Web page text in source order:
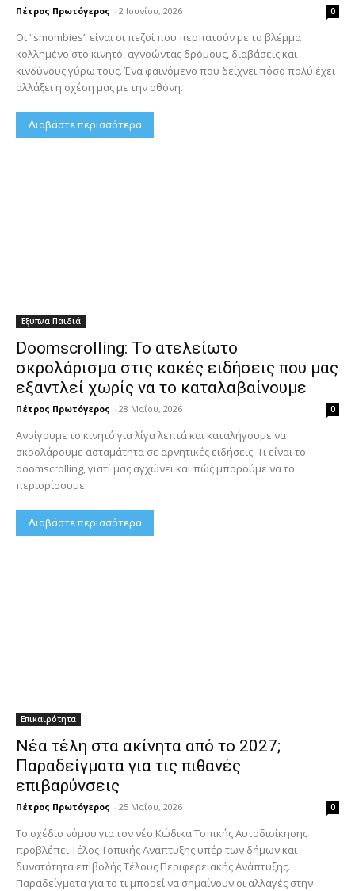
Πέτρος Πρωτόγερος - 2 Ιουνίου, 2026 0
Οι “smombies” είναι οι πεζοί που περπατούν με το βλέμμα
κολλημένο στο κινητό, αγνοώντας δρόμους, διαβάσεις και
κινδύνους γύρω τους. Ένα φαινόμενο που δείχνει πόσο πολύ έχει
αλλάξει η σχέση μας με την οθόνη.
Διαβάστε περισσότερα
Έξυπνα Παιδιά
Doomscrolling: Το ατελείωτο
σκρολάρισμα στις κακές ειδήσεις που μας
εξαντλεί χωρίς να το καταλαβαίνουμε
Πέτρος Πρωτόγερος - 28 Μαΐου, 2026 0
Ανοίγουμε το κινητό για λίγα λεπτά και καταλήγουμε να
σκρολάρουμε ασταμάτητα σε αρνητικές ειδήσεις. Τι είναι το
doomscrolling, γιατί μας αγχώνει και πώς μπορούμε να το
περιορίσουμε.
Διαβάστε περισσότερα
Επικαιρότητα
Νέα τέλη στα ακίνητα από το 2027;
Παραδείγματα για τις πιθανές
επιβαρύνσεις
Πέτρος Πρωτόγερος - 25 Μαΐου, 2026 0
Το σχέδιο νόμου για τον νέο Κώδικα Τοπικής Αυτοδιοίκησης
προβλέπει Τέλος Τοπικής Ανάπτυξης υπέρ των δήμων και
δυνατότητα επιβολής Τέλους Περιφερειακής Ανάπτυξης.
Παραδείγματα για το τι μπορεί να σημαίνουν οι αλλαγές στην